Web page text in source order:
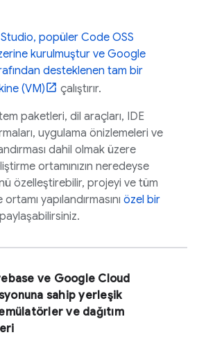
, popüler Code OSS
kurulmuştur veGoogle
desteklenen tam bir
(VM)
çalıştırır.
paketleri, dil araçları, IDE
uygulama önizlemeleri ve
dahil olmak üzere
ortamınızın neredeyse
özelleştirebilir, projeyi ve tüm
yapılandırmasını özel bir
paylaşabilirsiniz.
ve Google Cloud
sahip yerleşik
ve dağıtım